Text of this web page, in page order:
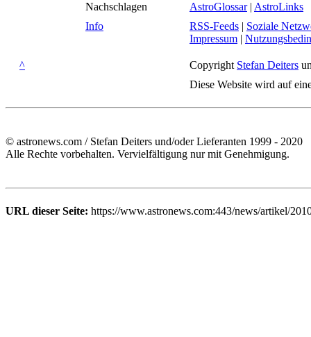
Nachschlagen
AstroGlossar| AstroLinks
Info
RSS-Feeds | Soziale
Impressum |
^ Copyright Stefan Deiters
Diese Website wird auf
© astronews.com / Stefan Deiters und/oder Lieferanten 1999 - 2020
Alle Rechte vorbehalten. Vervielfältigung nur mit Genehmigung.
URL dieser Seite: https://www.astronews.com:443/news/artikel/